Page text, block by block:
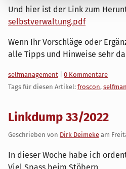
Und hier ist der Link zum
selbstverwaltung.pdf
Wenn Ihr Vorschläge oder
alle Tipps und Hinweise sehr
Kategorien:
selfmanagement
0 Kommentare
Tags für diesen Artikel: froscon,
Linkdump 33/2022
Geschrieben von Dirk Deimeke am
In dieser Woche habe ich